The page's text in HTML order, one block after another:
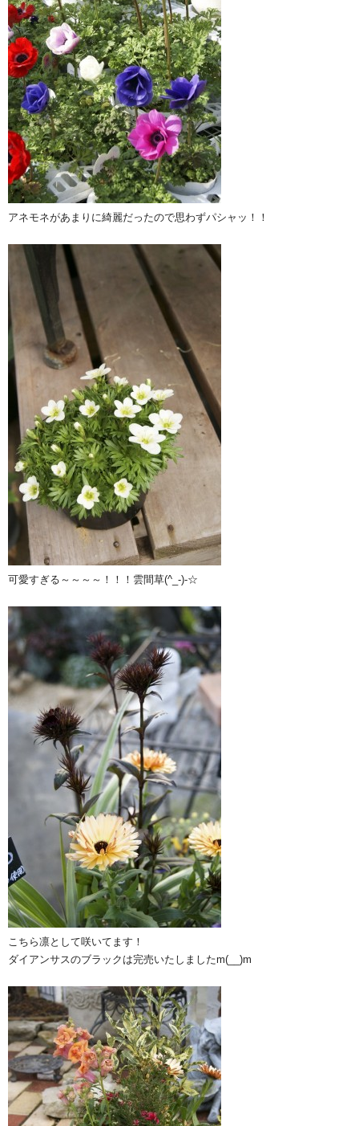
アネモネがあまりに綺麗だったので思わずパシャッ！！
可愛すぎる～～～～！！！雲間草(^_-)-☆
こちら凛として咲いてます！
ダイアンサスのブラックは完売いたしましたm(__)m